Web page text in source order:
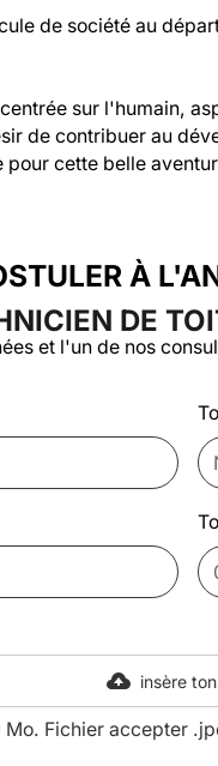
de société au
sur l'humain,
de contribuer au
cette belle
À
DE
et l'un de nos
insère
Mo. Fichier accepter